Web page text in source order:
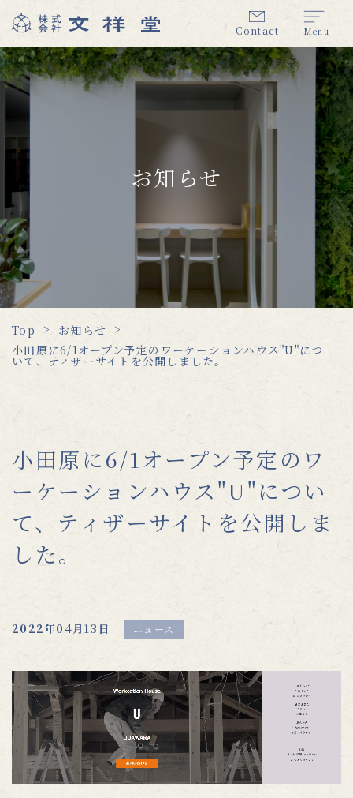
Menu
Contact
お知らせ
Top
お知らせ
小田原に6/1オープン予定のワーケーションハウス"U"につ
いて、ティザーサイトを公開しました。
小田原に6/1オープン予定のワ
ーケーションハウス"U"につい
て、ティザーサイトを公開しま
した。
2022年04月13日 ニュース